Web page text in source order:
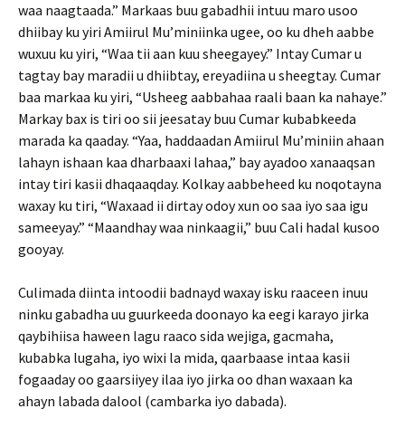
waa naagtaada.” Markaas buu gabadhii intuu maro usoo
dhiibay ku yiri Amiirul Mu’miniinka ugee, oo ku dheh aabbe
wuxuu ku yiri, “Waa tii aan kuu sheegayey.” Intay Cumar u
tagtay bay maradii u dhiibtay, ereyadiina u sheegtay. Cumar
baa markaa ku yiri, “Usheeg aabbahaa raali baan ka nahaye.”
Markay bax is tiri oo sii jeesatay buu Cumar kubabkeeda
marada ka qaaday. “Yaa, haddaadan Amiirul Mu’miniin ahaan
lahayn ishaan kaa dharbaaxi lahaa,” bay ayadoo xanaaqsan
intay tiri kasii dhaqaaqday. Kolkay aabbeheed ku noqotayna
waxay ku tiri, “Waxaad ii dirtay odoy xun oo saa iyo saa igu
sameeyay.” “Maandhay waa ninkaagii,” buu Cali hadal kusoo
gooyay.
Culimada diinta intoodii badnayd waxay isku raaceen inuu
ninku gabadha uu guurkeeda doonayo ka eegi karayo jirka
qaybihiisa haween lagu raaco sida wejiga, gacmaha,
kubabka lugaha, iyo wixi la mida, qaarbaase intaa kasii
fogaaday oo gaarsiiyey ilaa iyo jirka oo dhan waxaan ka
ahayn labada dalool (cambarka iyo dabada).